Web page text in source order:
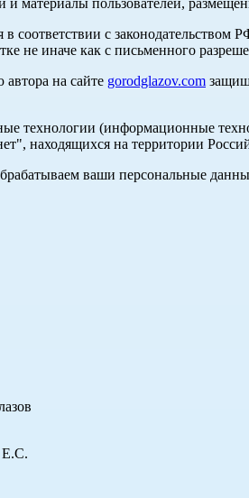
и материалы пользователей,
соответствии с
не иначе как с письменного
на сайте gorodglazov.com
технологии (информационные
находящихся на территории
ваши персональные
Е.С.